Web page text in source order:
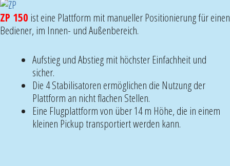
ZP 150 ist eine Plattform mit manueller Positionierung für einen
Bediener, im Innen- und Außenbereich.
Aufstieg und Abstieg mit höchster Einfachheit und
sicher.
Die 4 Stabilisatoren ermöglichen die Nutzung der
Plattform an nicht flachen Stellen.
Eine Flugplattform von über 14 m Höhe, die in einem
kleinen Pickup transportiert werden kann.